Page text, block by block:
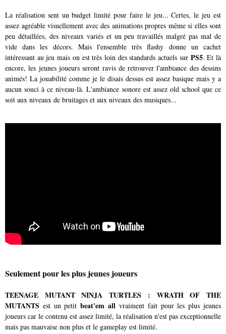
La réalisation sent un budget limité pour faire le jeu... Certes, le jeu est
assez agréable visuellement avec des animations propres même si elles sont
peu détaillées, des niveaux variés et un peu travaillés malgré pas mal de
vide dans les décors. Mais l'ensemble très flashy donne un cachet
intéressant au jeu mais on est très loin des standards actuels sur PS5. Et là
encore, les jeunes joueurs seront ravis de retrouver l'ambiance des dessins
animés! La jouabilité comme je le disais dessus est assez basique mais y a
aucun souci à ce niveau-là. L'ambiance sonore est assez old school que ce
soit aux niveaux de bruitages et aux niveaux des musiques...
Seulement pour les plus jeunes joueurs
TEENAGE MUTANT NINJA TURTLES : WRATH OF THE
MUTANTS est un petitbeat'em all vraiment fait pour les plus jeunes
joueurs car le contenu est assez limité, la réalisation n'est pas exceptionnelle
mais pas mauvaise non plus et le gameplay est limité.